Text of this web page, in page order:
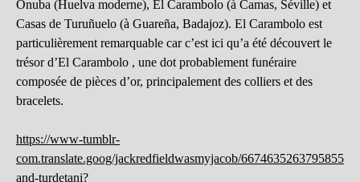
Onuba (Huelva moderne), El Carambolo (à Camas, Séville) et
Casas de Turuñuelo (à Guareña, Badajoz). El Carambolo est
particulièrement remarquable car c’est ici qu’a été découvert le
trésor d’El Carambolo , une dot probablement funéraire
composée de pièces d’or, principalement des colliers et des
bracelets.
https://www-tumblr-
com.translate.goog/jackredfieldwasmyjacob/667463526379585536/
and-turdetani?